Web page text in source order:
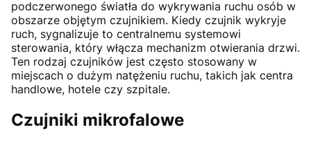
podczerwonego światła do wykrywania ruchu osób w
obszarze objętym czujnikiem. Kiedy czujnik wykryje
ruch, sygnalizuje to centralnemu systemowi
sterowania, który włącza mechanizm otwierania drzwi.
Ten rodzaj czujników jest często stosowany w
miejscach o dużym natężeniu ruchu, takich jak centra
handlowe, hotele czy szpitale.
Czujniki mikrofalowe